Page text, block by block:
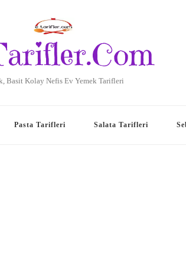
Basit Kolay Nefis Ev Yemek Tarifleri
Pasta Tarifleri Salata Tarifleri